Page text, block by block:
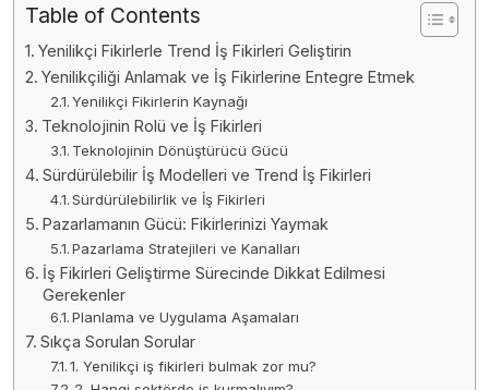
Table of Contents
Yenilikçi Fikirlerle Trend İş Fikirleri Geliştirin
Yenilikçiliği Anlamak ve İş Fikirlerine Entegre Etmek
Yenilikçi Fikirlerin Kaynağı
Teknolojinin Rolü ve İş Fikirleri
Teknolojinin Dönüştürücü Gücü
Sürdürülebilir İş Modelleri ve Trend İş Fikirleri
Sürdürülebilirlik ve İş Fikirleri
Pazarlamanın Gücü: Fikirlerinizi Yaymak
Pazarlama Stratejileri ve Kanalları
İş Fikirleri Geliştirme Sürecinde Dikkat Edilmesi
Gerekenler
Planlama ve Uygulama Aşamaları
Sıkça Sorulan Sorular
1. Yenilikçi iş fikirleri bulmak zor mu?